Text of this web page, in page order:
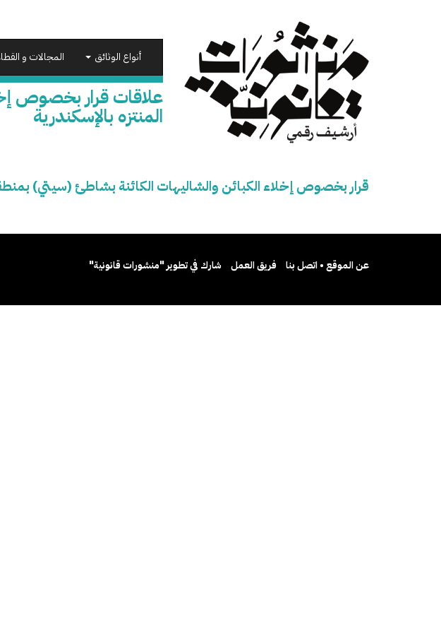
أنواع الوثائق المجالات و
علاقات قرار بخصوص
المنتزه بالإسكندرية
قرار بخصوص إخلاء الكبائن والشاليهات الكائنة بشاطئ (سيتي)
عن الموقع • اتصل بنا فريق العمل شارك في تطوير "منشورات قانونية"